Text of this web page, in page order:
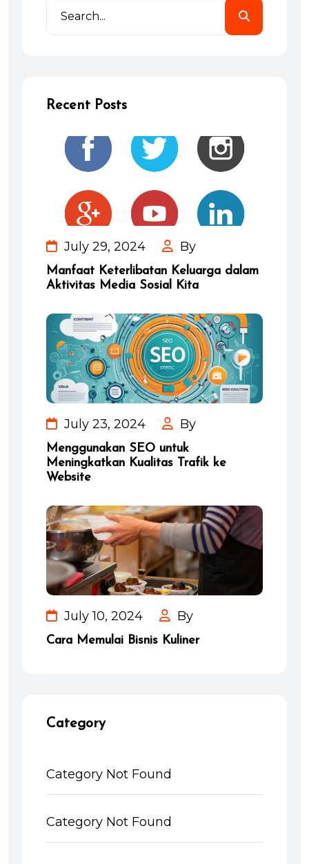
Recent Posts
July 29, 2024 By
Manfaat Keterlibatan Keluarga dalam
Aktivitas Media Sosial Kita
July 23, 2024 By
Menggunakan SEO untuk
Meningkatkan Kualitas Trafik ke
Website
July 10, 2024 By
Cara Memulai Bisnis Kuliner
Category
Category Not Found
Category Not Found